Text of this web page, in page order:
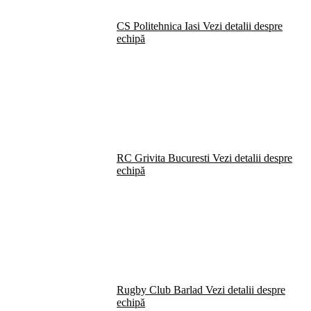
CS Politehnica Iasi Vezi detalii despre
echipă
RC Grivita Bucuresti Vezi detalii despre
echipă
Rugby Club Barlad Vezi detalii despre
echipă